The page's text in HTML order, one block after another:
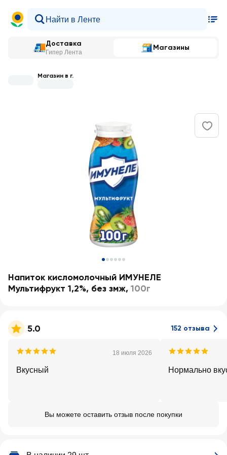
Доставка
Гипер Лента
Магазины
Магазин в г.
Напиток кисломолочный ИМУНЕЛЕ
Мультифрукт 1,2%, без змж, 100г
5.0 152 отзыва
18 июля 2026
Вкусный Нормально
Вы можете оставить отзыв после покупки